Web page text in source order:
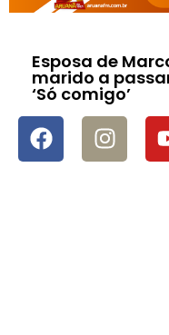
Esposa de
marido a
‘Só comigo’